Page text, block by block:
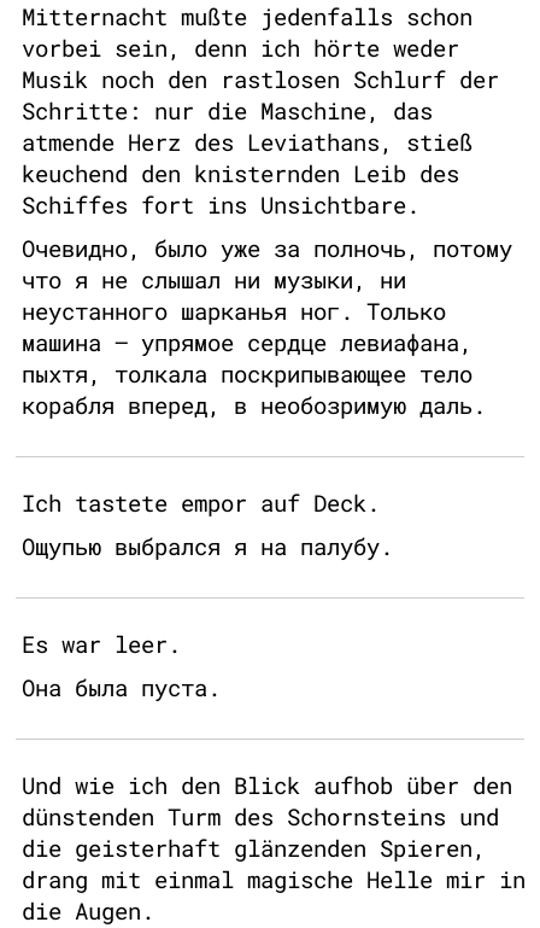
Mitternacht mußte jedenfalls schon
vorbei sein, denn ich hörte weder
Musik noch den rastlosen Schlurf der
Schritte: nur die Maschine, das
atmende Herz des Leviathans, stieß
keuchend den knisternden Leib des
Schiffes fort ins Unsichtbare.
Очевидно, было уже за полночь, потому
что я не слышал ни музыки, ни
неустанного шарканья ног. Только
машина — упрямое сердце левиафана,
пыхтя, толкала поскрипывающее тело
корабля вперед, в необозримую даль.
Ich tastete empor auf Deck.
Ощупью выбрался я на палубу.
Es war leer.
Она была пуста.
Und wie ich den Blick aufhob über den
dünstenden Turm des Schornsteins und
die geisterhaft glänzenden Spieren,
drang mit einmal magische Helle mir in
die Augen.